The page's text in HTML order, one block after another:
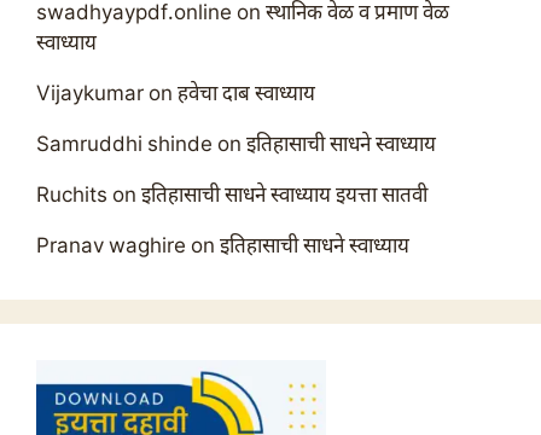
swadhyaypdf.online on स्थानिक वेळ व प्रमाण वेळ
स्वाध्याय
Vijaykumaron हवेचा दाब स्वाध्याय
Samruddhi shinde on इतिहासाची साधने स्वाध्याय
Ruchits on इतिहासाची साधने स्वाध्याय इयत्ता सातवी
Pranav waghire on इतिहासाची साधने स्वाध्याय